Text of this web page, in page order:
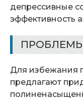
депрессивные
эффективность
Для избежания
предлагают